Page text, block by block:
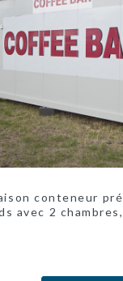
conteneur
avec 2